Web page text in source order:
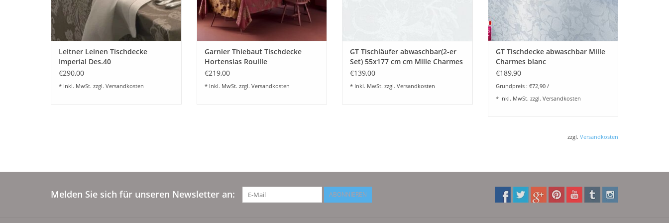
Leitner Leinen Tischdecke
Imperial Des.40
€290,00
* Inkl. MwSt. zzgl. Versandkosten
Garnier Thiebaut Tischdecke
Hortensias Rouille
€219,00
* Inkl. MwSt. zzgl. Versandkosten
GT Tischläufer abwaschbar(2-er
Set) 55x177 cm cm Mille Charmes
€139,00
* Inkl. MwSt. zzgl. Versandkosten
GT Tischdecke abwaschbar Mille
Charmes blanc
€189,90
Grundpreis : €72,90 /
* Inkl. MwSt. zzgl. Versandkosten
zzgl. Versandkosten
Melden Sie sich für unseren Newsletter an: ABONNIEREN